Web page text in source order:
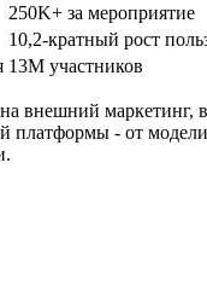
250K+ за мероприятие
10,2-кратный рост
13M участников
внешний
- от